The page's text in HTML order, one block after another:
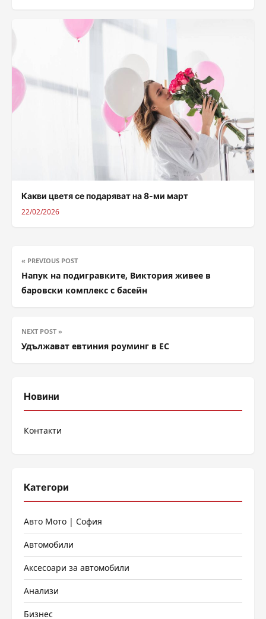
Какви цветя се подаряват на 8-ми март
22/02/2026
« PREVIOUS POST
Напук на подигравките, Виктория живее в
баровски комплекс с басейн
NEXT POST »
Удължaвaт eвтиния poyминг в EC
Новини
Контакти
Категори
Авто Мото | София
Автомобили
Аксесоари за автомобили
Анализи
Бизнес